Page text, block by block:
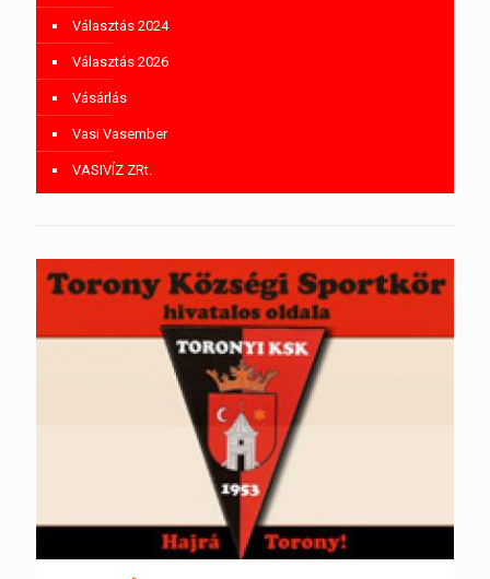
Választás 2024
Választás 2026
Vásárlás
Vasi Vasember
VASIVÍZ ZRt.